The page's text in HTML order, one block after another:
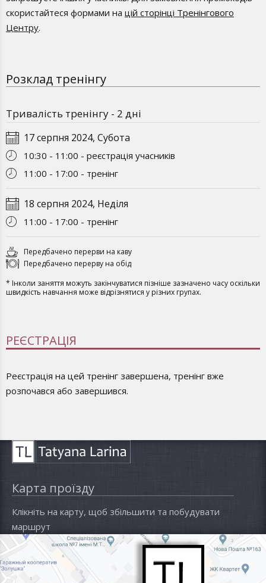
скористайтеся формами на цій сторінці Тренінгового
Центру.
Розклад тренінгу
Тривалість тренінгу - 2 дні
17 серпня 2024, Субота
10:30 - 11:00 - реєстрація учасників
11:00 - 17:00 - тренінг
18 серпня 2024, Неділя
11:00 - 17:00 - тренінг
Передбачено перерви на каву
Передбачено перерву на обід
* Інколи заняття можуть закінчуватися пізніше зазначено часу оскільки
швидкість навчання може відрізнятися у різних групах.
РЕЄСТРАЦІЯ
Реєстрація на цей тренінг завершена, тренінг вже
розпочався або завершився.
Карта проїзду
Клікніть на карту, щоб збільшити та побудувати
маршрут